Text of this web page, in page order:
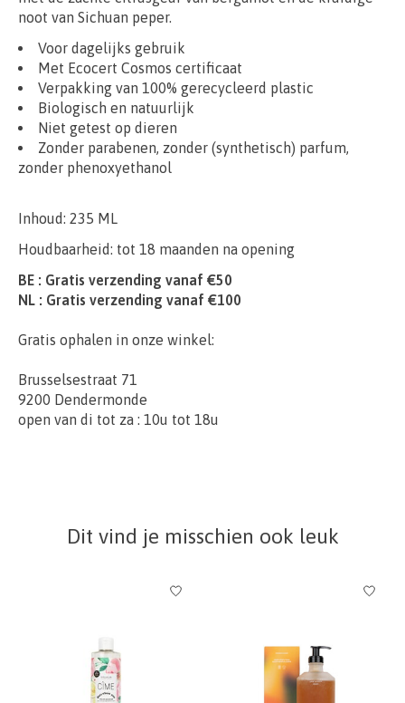
noot van Sichuan peper.
Voor dagelijks gebruik
Met Ecocert Cosmos certificaat
Verpakking van 100% gerecycleerd plastic
Biologisch en natuurlijk
Niet getest op dieren
Zonder parabenen, zonder (synthetisch) parfum,
zonder phenoxyethanol
Inhoud: 235 ML
Houdbaarheid: tot 18 maanden na opening
BE : Gratis verzending vanaf €50
NL : Gratis verzending vanaf €100
Gratis ophalen in onze winkel:
Brusselsestraat 71
9200 Dendermonde
open van di tot za : 10u tot 18u
Dit vind je misschien ook leuk
Items van productcarrousel